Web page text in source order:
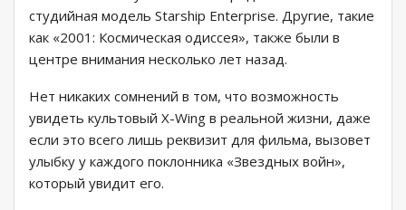
студийная модель Starship Enterprise. Другие, такие
как «2001: Космическая одиссея», также были в
центре внимания несколько лет назад.
Нет никаких сомнений в том, что возможность
увидеть культовый X-Wing в реальной жизни, даже
если это всего лишь реквизит для фильма, вызовет
улыбку у каждого поклонника «Звездных войн»,
который увидит его.